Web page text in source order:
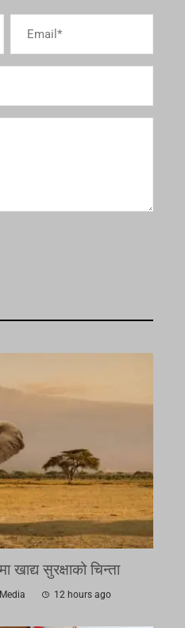
खाद्य सुरक्षाको चिन्ता
12 hours ago